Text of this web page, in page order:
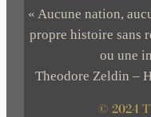
« Aucune nation,
propre histoire sans
ou une
Theodore Zeldin –
© 2024